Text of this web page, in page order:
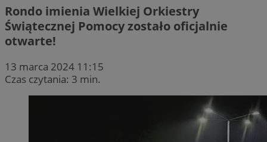
Rondo imienia Wielkiej Orkiestry
Świątecznej Pomocy zostało oficjalnie
otwarte!
13 marca 2024 11:15
Czas czytania: 3 min.